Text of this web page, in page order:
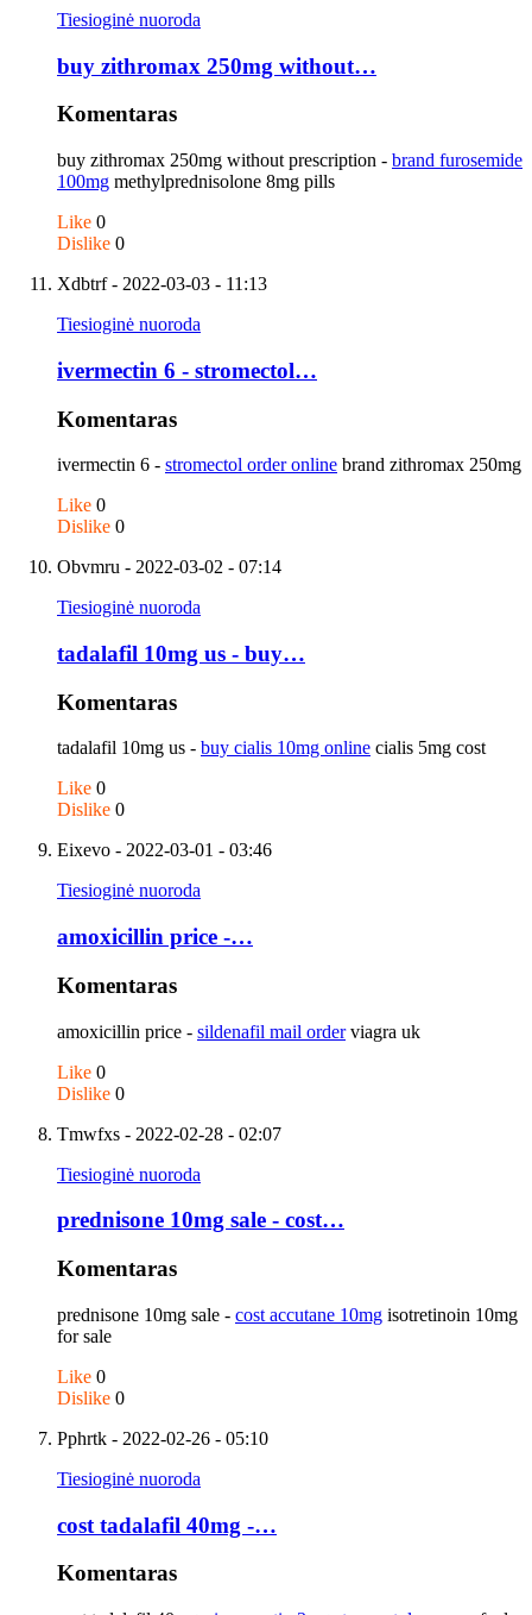
Tiesioginė nuoroda
buy zithromax 250mg without…
Komentaras
buy zithromax 250mg without prescription - brand furosemide
100mg methylprednisolone 8mg pills
Like 0
Dislike 0
Xdbtrf- 2022-03-03 - 11:13
Tiesioginė nuoroda
ivermectin 6 - stromectol…
Komentaras
ivermectin 6 - stromectol order online brand zithromax 250mg
Like 0
Dislike 0
Obvmru - 2022-03-02 - 07:14
Tiesioginė nuoroda
tadalafil 10mg us - buy…
Komentaras
tadalafil 10mg us - buy cialis 10mg online cialis 5mg cost
Like 0
Dislike 0
Eixevo - 2022-03-01 - 03:46
Tiesioginė nuoroda
amoxicillin price -…
Komentaras
amoxicillin price - sildenafil mail orderviagra uk
Like 0
Dislike 0
Tmwfxs - 2022-02-28 - 02:07
Tiesioginė nuoroda
prednisone 10mg sale - cost…
Komentaras
prednisone 10mg sale - cost accutane 10mg isotretinoin 10mg
for sale
Like 0
Dislike 0
Pphrtk - 2022-02-26 - 05:10
Tiesioginė nuoroda
cost tadalafil 40mg -…
Komentaras